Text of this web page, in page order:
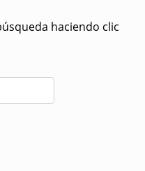
haciendo clic